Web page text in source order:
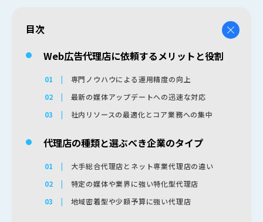
目次
Web広告代理店に依頼するメリットと役割
専門ノウハウによる運用精度の向上
最新の媒体アップデートへの迅速な対応
社内リソースの最適化とコア業務への集中
代理店の種類と選ぶべき企業のタイプ
大手総合代理店とネット専業代理店の違い
特定の媒体や業界に強い特化型代理店
地域密着型や少額予算に強い代理店